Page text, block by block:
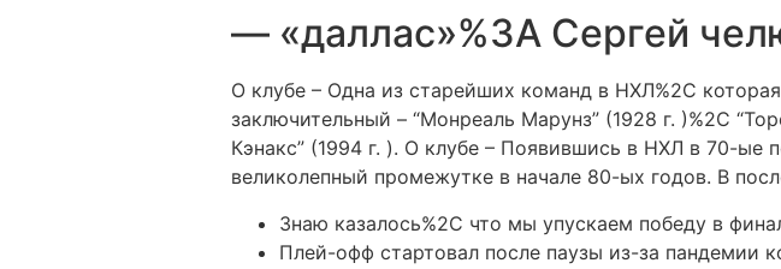
— «даллас»%3A Сергей
О клубе – Одна из старейших команд в НХЛ%2C
заключительный – “Монреаль Марунз” (1928 г. )%2C
Кэнакс” (1994 г. ). О клубе – Появившись в НХЛ в 70-ые
великолепный промежутке в начале 80-ых годов. В
Знаю казалось%2C что мы упускаем победу в
Плей-офф стартовал после паузы из-за пандемии